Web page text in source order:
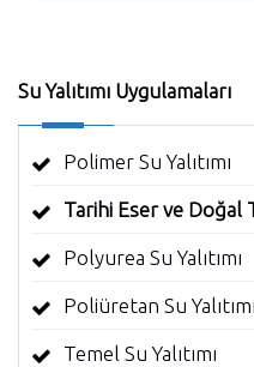
Su Yalıtımı Uygulamaları
Polimer Su Yalıtımı
Tarihi Eser ve Doğal
Polyurea Su Yalıtımı
Poliüretan Su Yalıtımı
Temel Su Yalıtımı